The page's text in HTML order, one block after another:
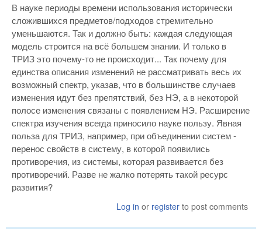
В науке периоды времени использования исторически
сложившихся предметов/подходов стремительно
уменьшаются. Так и должно быть: каждая следующая
модель строится на всё большем знании. И только в
ТРИЗ это почему-то не происходит... Так почему для
единства описания изменений не рассматривать весь их
возможный спектр, указав, что в большинстве случаев
изменения идут без препятствий, без НЭ, а в некоторой
полосе изменения связаны с появлением НЭ. Расширение
спектра изучения всегда приносило науке пользу. Явная
польза для ТРИЗ, например, при объединении систем -
перенос свойств в систему, в которой появились
противоречия, из системы, которая развивается без
противоречий. Разве не жалко потерять такой ресурс
развития?
Log in or register to post comments